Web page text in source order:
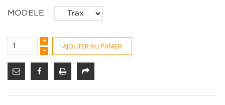
MODELE
AJOUTER AU PANIER